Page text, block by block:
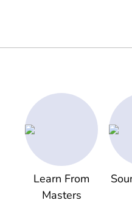
Learn From
Masters